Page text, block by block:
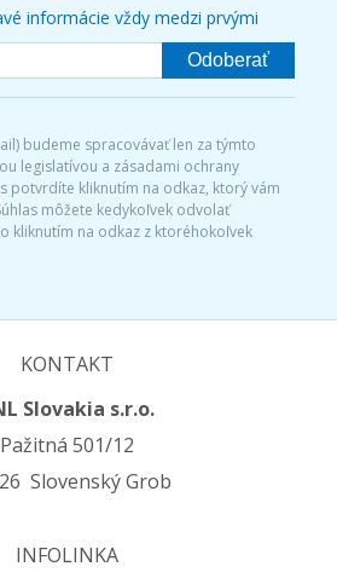
informácie vždy medzi prvými
Odoberať
budeme spracovávať len za týmto
legislatívou a zásadami ochrany
potvrdíte kliknutím na odkaz, ktorý vám
môžete kedykoľvek odvolať
kliknutím na odkaz z ktoréhokoľvek
KONTAKT
Slovakia s.r.o.
Pažitná 501/12
Slovenský Grob
INFOLINKA